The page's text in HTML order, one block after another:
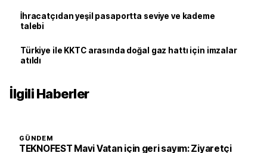
İhracatçıdan yeşil pasaportta seviye ve kademe
talebi
Türkiye ile KKTC arasında doğal gaz hattı için imzalar
atıldı
İlgili Haberler
GÜNDEM
TEKNOFEST Mavi Vatan için geri sayım: Ziyaretçi